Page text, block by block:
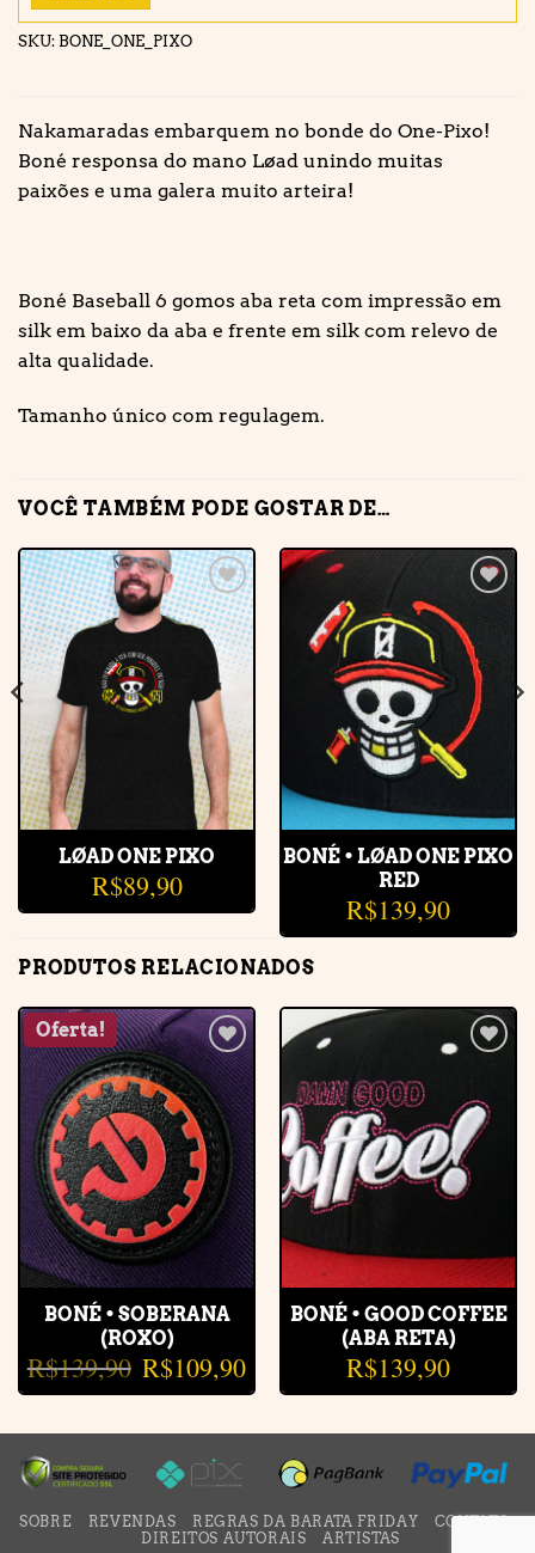
SKU: BONE_ONE_PIXO
Nakamaradas embarquem no bonde do One-Pixo!
Boné responsa do mano Løad unindo muitas
paixões e uma galera muito arteira!
Boné Baseball 6 gomos aba reta com impressão em
silk em baixo da aba e frente em silk com relevo de
alta qualidade.
Tamanho único com regulagem.
VOCÊ TAMBÉM PODE GOSTAR DE…
Adicionar
à lista de
desejos
LØAD ONE PIXO
R$89,90
Adicionar
à lista de
desejos
BONÉ • LØAD ONE PIXO
RED
R$139,90
PRODUTOS RELACIONADOS
Oferta!
Adicionar
à lista de
desejos
BONÉ • SOBERANA
(ROXO)
R$139,90 O
preço
original
R$109,90preço
atual
Adicionar
à lista de
desejos
BONÉ • GOOD COFFEE
(ABA RETA)
R$139,90
SOBRE REVENDAS REGRAS DA BARATA FRIDAY
CONTATO
DIREITOS AUTORAIS
ARTISTAS